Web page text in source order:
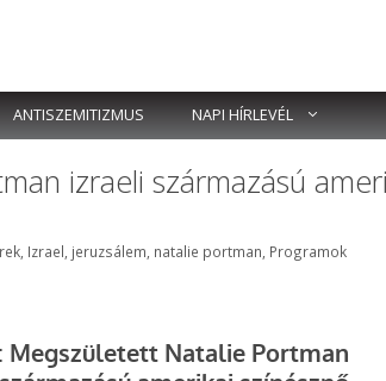
ANTISZEMITIZMUS NAPI HÍRLEVÉL
izraeli származású
Izrael jeruzsálem natalie portman Programok